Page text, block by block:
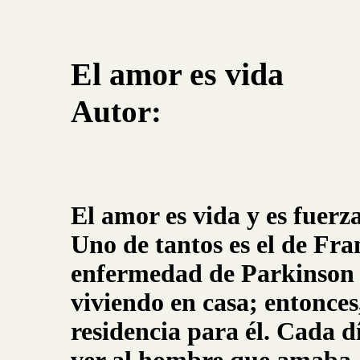
El amor es vida
Autor:
El amor es vida y es
Uno de tantos es el de
enfermedad de
viviendo en casa;
residencia para él. Cada